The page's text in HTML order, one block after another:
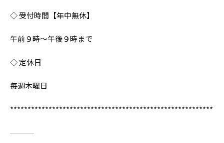
◇ 受付時間【年中無休】
午前９時〜午後９時まで
◇ 定休日
毎週木曜日
**********************************************************